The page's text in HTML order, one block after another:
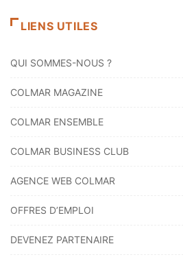
LIENS UTILES
QUI SOMMES-NOUS ?
COLMAR MAGAZINE
COLMAR ENSEMBLE
COLMAR BUSINESS CLUB
AGENCE WEB COLMAR
OFFRES D’EMPLOI
DEVENEZ PARTENAIRE